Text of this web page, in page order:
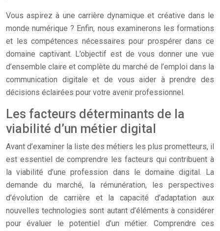
Vous aspirez à une carrière dynamique et créative dans le
monde numérique ? Enfin, nous examinerons les formations
et les compétences nécessaires pour prospérer dans ce
domaine captivant. L’objectif est de vous donner une vue
d’ensemble claire et complète du marché de l’emploi dans la
communication digitale et de vous aider à prendre des
décisions éclairées pour votre avenir professionnel.
Les facteurs déterminants de la
viabilité d’un métier digital
Avant d’examiner la liste des métiers les plus prometteurs, il
est essentiel de comprendre les facteurs qui contribuent à
la viabilité d’une profession dans le domaine digital. La
demande du marché, la rémunération, les perspectives
d’évolution de carrière et la capacité d’adaptation aux
nouvelles technologies sont autant d’éléments à considérer
pour évaluer le potentiel d’un métier. Comprendre ces